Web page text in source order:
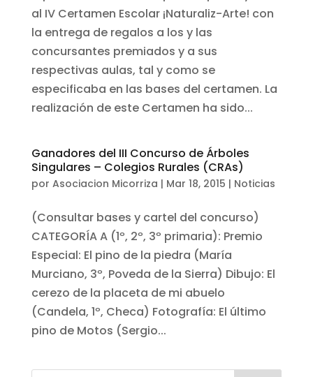
al IV Certamen Escolar ¡Naturaliz-Arte! con
la entrega de regalos a los y las
concursantes premiados y a sus
respectivas aulas, tal y como se
especificaba en las bases del certamen. La
realización de este Certamen ha sido...
Ganadores del III Concurso de Árboles
Singulares – Colegios Rurales (CRAs)
por Asociacion Micorriza | Mar 18, 2015 | Noticias
(Consultar bases y cartel del concurso)
CATEGORÍA A (1º, 2º, 3º primaria): Premio
Especial: El pino de la piedra (María
Murciano, 3º, Poveda de la Sierra) Dibujo: El
cerezo de la placeta de mi abuelo
(Candela, 1º, Checa) Fotografía: El último
pino de Motos (Sergio...